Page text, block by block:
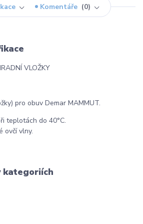
Komentáře 0
VLOŽKY
pro obuv Demar MAMMUT.
teplotách do 40°C.
ovčí vlny.
kategoriích